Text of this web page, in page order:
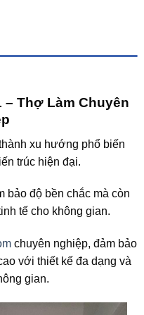
– Thợ Làm Chuyên
xu hướng phổ biến
trúc hiện đại.
độ bền chắc mà còn
tế cho không gian.
chuyên nghiệp, đảm bảo
với thiết kế đa dạng và
gian.